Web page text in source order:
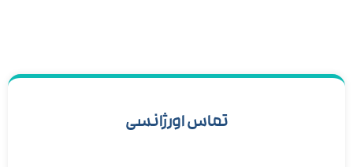
تماس اورژانسی